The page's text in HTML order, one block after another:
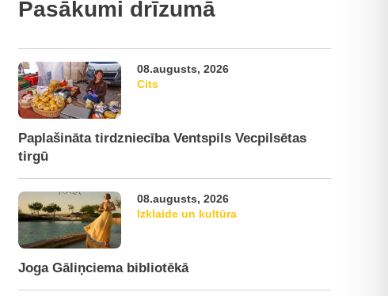
Pasākumi drīzumā
08.augusts, 2026
Cits
Paplašināta tirdzniecība Ventspils Vecpilsētas
tirgū
08.augusts, 2026
Izklaide un kultūra
Joga Gāliņciema bibliotēkā